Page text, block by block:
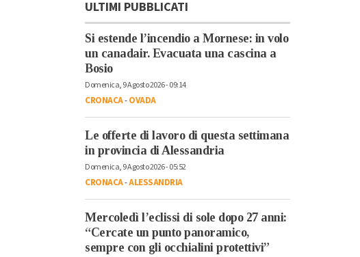
ULTIMI PUBBLICATI
Si estende l’incendio a Mornese: in volo
un canadair. Evacuata una cascina a
Bosio
Domenica, 9 Agosto 2026 - 09:14
CRONACA-OVADA
Le offerte di lavoro di questa settimana
in provincia di Alessandria
Domenica, 9 Agosto 2026 - 05:52
CRONACA-ALESSANDRIA
Mercoledì l’eclissi di sole dopo 27 anni:
“Cercate un punto panoramico,
sempre con gli occhialini protettivi”